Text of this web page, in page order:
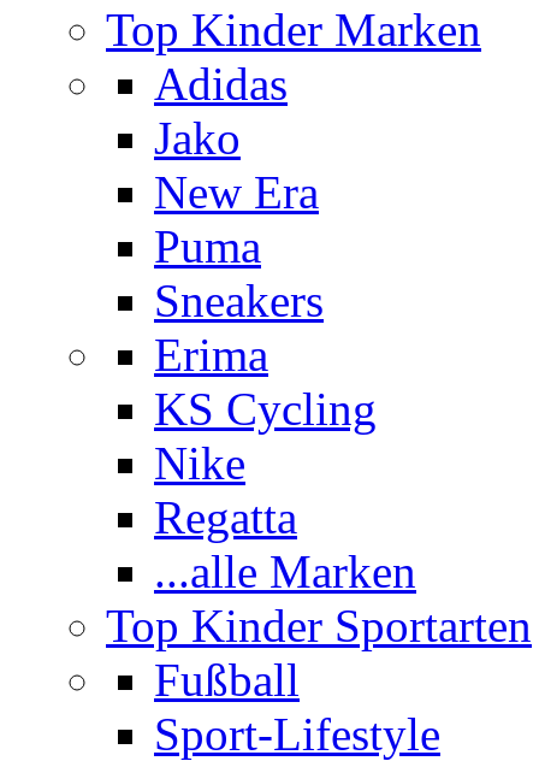
Top Kinder Marken
Adidas
Jako
New Era
Puma
Sneakers
Erima
KS Cycling
Nike
Regatta
...alle Marken
Top Kinder Sportarten
Fußball
Sport-Lifestyle